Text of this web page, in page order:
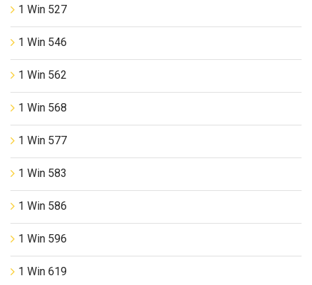
1 Win 527
1 Win 546
1 Win 562
1 Win 568
1 Win 577
1 Win 583
1 Win 586
1 Win 596
1 Win 619